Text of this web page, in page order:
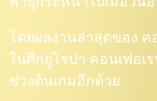
โดยผลงานล่าสุดของ
ในศึกยูโรปา คอนเฟอเ
ช่วงต้นเกมอีกด้วย